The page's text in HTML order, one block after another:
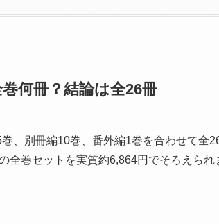
何冊？結論は全26冊
、別冊編10巻、番外編1巻を合わせて全
全巻セットを実質約6,864円でそろえられ